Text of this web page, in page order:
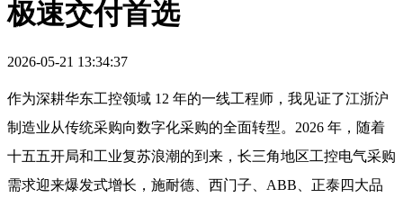
极速交付首选
2026-05-21 13:34:37
作为深耕华东工控领域 12 年的一线工程师，我见证了江浙沪
制造业从传统采购向数字化采购的全面转型。2026 年，随着
十五五开局和工业复苏浪潮的到来，长三角地区工控电气采购
需求迎来爆发式增长，施耐德、西门子、ABB、正泰四大品